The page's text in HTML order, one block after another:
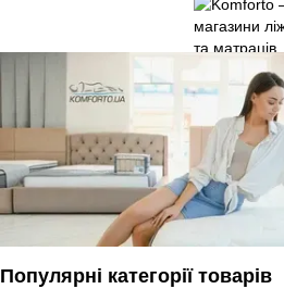
Популярні категорії товарів